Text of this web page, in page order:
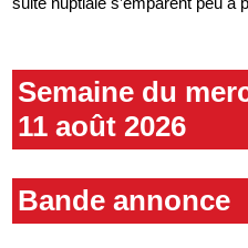
Semaine du
11 août 2026
Bande annonce